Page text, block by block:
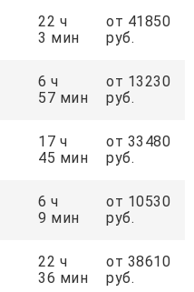
22 ч
3 мин
от 41850
руб.
6 ч
57 мин
от 13230
руб.
17 ч
45 мин
от 33480
руб.
6 ч
9 мин
от 10530
руб.
22 ч
36 мин
от 38610
руб.